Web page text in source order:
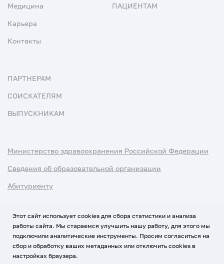
Медицина
Карьера
Контакты
ПАЦИЕНТАМ
ПАРТНЕРАМ
СОИСКАТЕЛЯМ
ВЫПУСКНИКАМ
Министерство здравоохранения Российской Федерации
Сведения об образовательной организации
Абитуриенту
Использование Cookies
Политика обработки персональных данных
Этот сайт использует cookies для сбора статистики и анализа
работы сайта. Мы стараемся улучшить нашу работу, для этого мы
подключили аналитические инструменты. Просим согласиться на
сбор и обработку ваших метаданных или отключить cookies в
настройках браузера.